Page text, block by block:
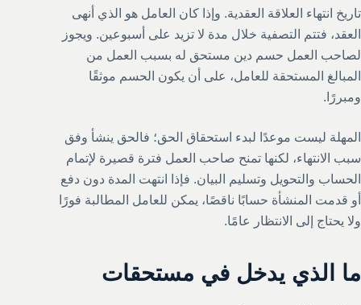
تاريخ انتهاء العلاقة العقدية. وإذا كان العامل هو الذي أنهى
العقد، فتتم التصفية خلال مدة لا تزيد على أسبوعين. ويجوز
لصاحب العمل حسم دين مستحق له بسبب العمل من
المبالغ المستحقة للعامل، على أن يكون الحسم موثقًا
ومبررًا.
المهلة ليست موعدًا لبدء استحقاق الحق؛ فالحق ينشأ وفق
سبب الانتهاء، لكنها تمنح صاحب العمل فترة قصيرة لإتمام
الحساب والتحويل وتسليم البيان. فإذا انتهت المدة دون دفع
أو قدمت المنشأة حسابًا ناقصًا، يمكن للعامل المطالبة فورًا
ولا يحتاج إلى الانتظار عامًا.
ما الذي يدخل في مستحقات